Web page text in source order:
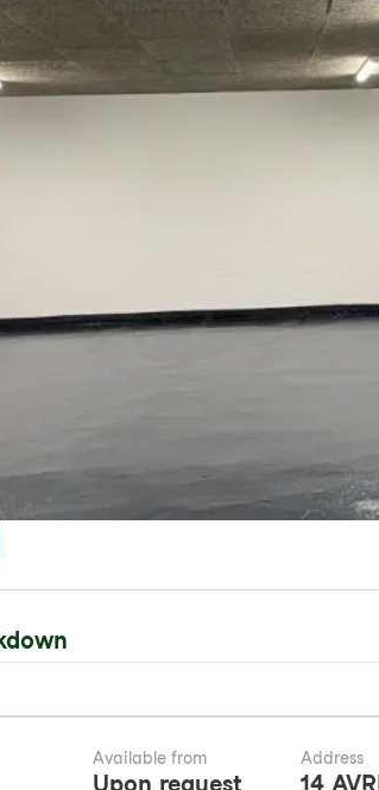
Available from
Upon request
Address
14